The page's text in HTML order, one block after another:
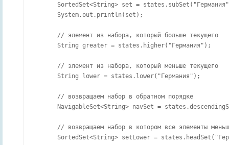
SortedSet<String> set =
      System.out.println(set);
      // элемент из набора, который больше текущего
      String greater = states.higher("Германия");
      // элемент из набора, который меньше текущего
      String lower = states.lower("Германия");
      // возвращаем набор в обратном порядке
NavigableSet<String> navSet =
// возвращаем набор в котором все элементы
SortedSet<String> setLower =